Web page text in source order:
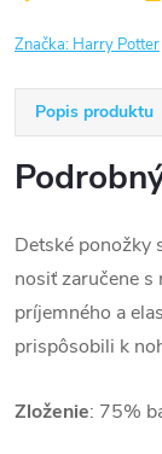
Značka: Harry Potter
Popis produktu
Detské ponožky
nosiť zaručene s
príjemného a
prispôsobili k
Zloženie: 75%